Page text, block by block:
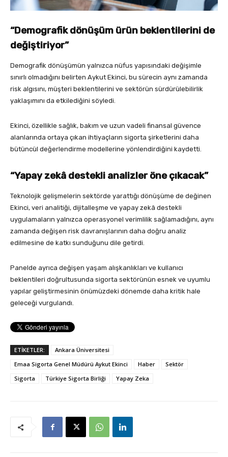
“Demografik dönüşüm ürün beklentilerini de
değiştiriyor”
Demografik dönüşümün yalnızca nüfus yapısındaki değişimle
sınırlı olmadığını belirten Aykut Ekinci, bu sürecin aynı zamanda
risk algısını, müşteri beklentilerini ve sektörün sürdürülebilirlik
yaklaşımını da etkilediğini söyledi.
Ekinci, özellikle sağlık, bakım ve uzun vadeli finansal güvence
alanlarında ortaya çıkan ihtiyaçların sigorta şirketlerini daha
bütüncül değerlendirme modellerine yönlendirdiğini kaydetti.
“Yapay zekâ destekli analizler öne çıkacak”
Teknolojik gelişmelerin sektörde yarattığı dönüşüme de değinen
Ekinci, veri analitiği, dijitalleşme ve yapay zekâ destekli
uygulamaların yalnızca operasyonel verimlilik sağlamadığını, aynı
zamanda değişen risk davranışlarının daha doğru analiz
edilmesine de katkı sunduğunu dile getirdi.
Panelde ayrıca değişen yaşam alışkanlıkları ve kullanıcı
beklentileri doğrultusunda sigorta sektörünün esnek ve uyumlu
yapılar geliştirmesinin önümüzdeki dönemde daha kritik hale
geleceği vurgulandı.
ETİKETLER:
Ankara Üniversitesi
Emaa Sigorta Genel Müdürü Aykut Ekinci
Haber
Sektör
Sigorta
Türkiye Sigorta Birliği Yapay Zeka